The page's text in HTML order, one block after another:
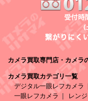
カメラ買取専門店・カメラ
カメラ買取カテゴリ一覧
デジタル一眼レフカメラ
一眼レフカメラ
レン